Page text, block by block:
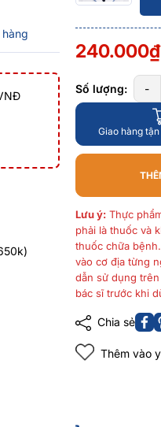
hàng
240.000₫
Số lượng: -
Giao hàng
Lưu ý:Thực
phải là thuốc và
thuốc chữa
vào cơ địa từng
dẫn sử dụng
bác sĩ trước khi
Chia sẻ
Thêm vào